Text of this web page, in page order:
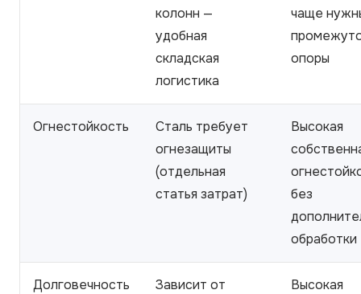
колонн —
удобная
складская
логистика
чаще
опоры
Огнестойкость
Сталь требует
огнезащиты
(отдельная
статья затрат)
Высокая
без
обработки
Долговечность
Зависит от
Высокая